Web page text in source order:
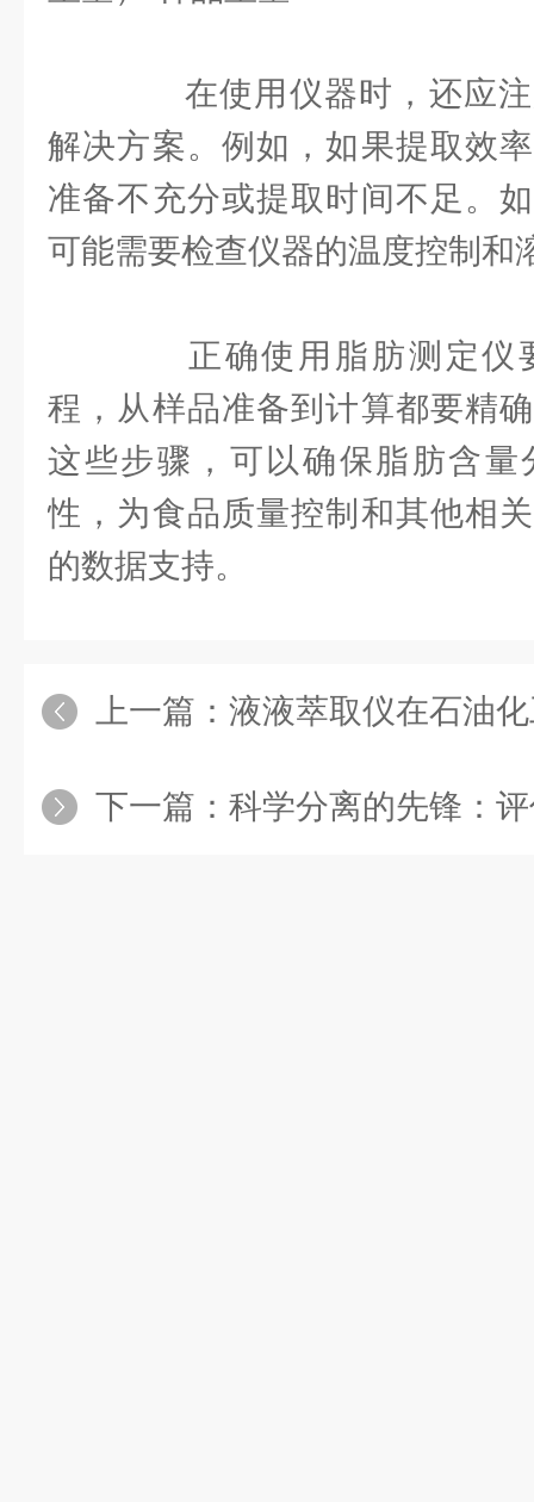
在使用仪器时，还应注
解决方案。例如，如果提取效
准备不充分或提取时间不足。
可能需要检查仪器的温度控制和
正确使用脂肪测定仪
程，从样品准备到计算都要精
这些步骤，可以确保脂肪含量
性，为食品质量控制和其他相
的数据支持。
上一篇： 液液萃取仪在石油
下一篇： 科学分离的先锋：评估液液